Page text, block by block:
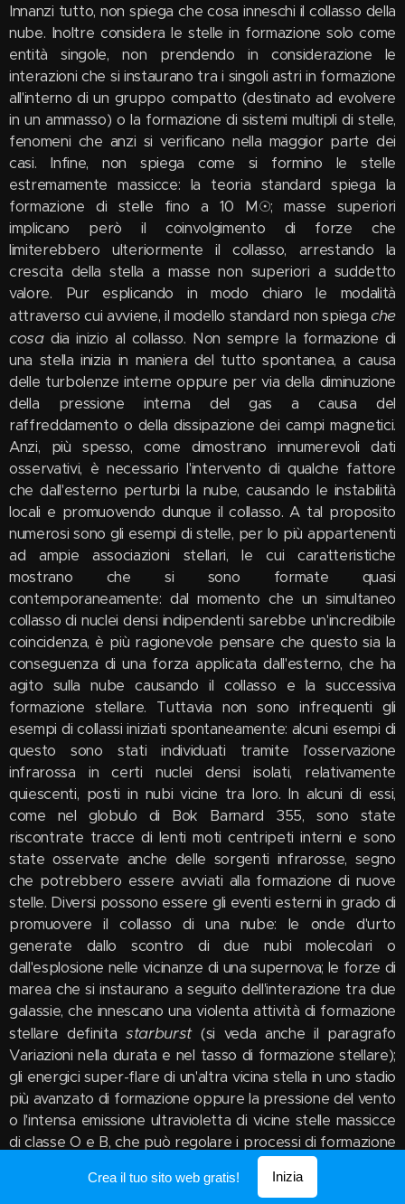
Innanzi tutto, non spiega che cosa inneschi il collasso della
nube. Inoltre considera le stelle in formazione solo come
entità singole, non prendendo in considerazione le
interazioni che si instaurano tra i singoli astri in formazione
all'interno di un gruppo compatto (destinato ad evolvere
in un ammasso) o la formazione di sistemi multipli di stelle,
fenomeni che anzi si verificano nella maggior parte dei
casi. Infine, non spiega come si formino le stelle
estremamente massicce: la teoria standard spiega la
formazione di stelle fino a 10 M☉; masse superiori
implicano però il coinvolgimento di forze che
limiterebbero ulteriormente il collasso, arrestando la
crescita della stella a masse non superiori a suddetto
valore. Pur esplicando in modo chiaro le modalità
attraverso cui avviene, il modello standard non spiega che
cosadia inizio al collasso. Non sempre la formazione di
una stella inizia in maniera del tutto spontanea, a causa
delle turbolenze interne oppure per via della diminuzione
della pressione interna del gas a causa del
raffreddamento o della dissipazione dei campi magnetici.
Anzi, più spesso, come dimostrano innumerevoli dati
osservativi, è necessario l'intervento di qualche fattore
che dall'esterno perturbi la nube, causando le instabilità
locali e promuovendo dunque il collasso. A tal proposito
numerosi sono gli esempi di stelle, per lo più appartenenti
ad ampie associazioni stellari, le cui caratteristiche
mostrano che si sono formate quasi
contemporaneamente: dal momento che un simultaneo
collasso di nuclei densi indipendenti sarebbe un'incredibile
coincidenza, è più ragionevole pensare che questo sia la
conseguenza di una forza applicata dall'esterno, che ha
agito sulla nube causando il collasso e la successiva
formazione stellare. Tuttavia non sono infrequenti gli
esempi di collassi iniziati spontaneamente: alcuni esempi di
questo sono stati individuati tramite l'osservazione
infrarossa in certi nuclei densi isolati, relativamente
quiescenti, posti in nubi vicine tra loro. In alcuni di essi,
come nel globulo di Bok Barnard 355, sono state
riscontrate tracce di lenti moti centripeti interni e sono
state osservate anche delle sorgenti infrarosse, segno
che potrebbero essere avviati alla formazione di nuove
stelle. Diversi possono essere gli eventi esterni in grado di
promuovere il collasso di una nube: le onde d'urto
generate dallo scontro di due nubi molecolari o
dall'esplosione nelle vicinanze di una supernova; le forze di
marea che si instaurano a seguito dell'interazione tra due
galassie, che innescano una violenta attività di formazione
stellare definitastarburst(si veda anche il paragrafo
Variazioni nella durata e nel tasso di formazione stellare);
gli energici super-flare di un'altra vicina stella in uno stadio
più avanzato di formazione oppure la pressione del vento
o l'intensa emissione ultravioletta di vicine stelle massicce
di classe O e B, che può regolare i processi di formazione
stellare all'interno delle regioni H II (schema sottostante).
Si ipotizza inoltre che la presenza di un buco nero
Crea il tuo sito web gratis! Inizia